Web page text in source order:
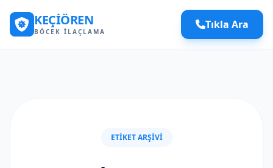
KEÇIÖREN
BÖCEK İLAÇLAMA
Tıkla Ara
ETIKET ARŞIVI